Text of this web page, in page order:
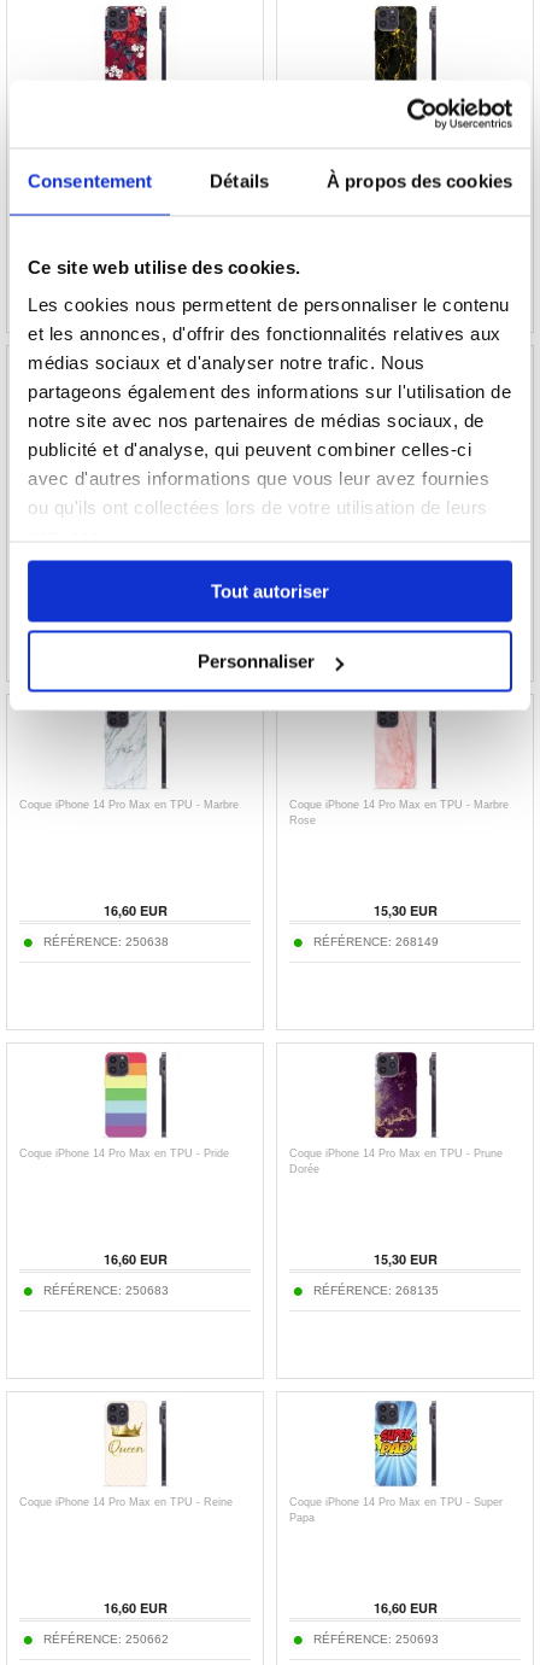
Consentement Détails À propos des cookies
Ce site web utilise des cookies.
Les cookies nous permettent de personnaliser le contenu
et les annonces, d'offrir des fonctionnalités relatives aux
médias sociaux et d'analyser notre trafic. Nous
partageons également des informations sur l'utilisation de
notre site avec nos partenaires de médias sociaux, de
publicité et d'analyse, qui peuvent combiner celles-ci
avec d'autres informations que vous leur avez fournies
ou qu'ils ont collectées lors de votre utilisation de leurs
Tout autoriser
Personnaliser
16,60EUR
Coque iPhone 14 Pro Max en TPU - Granit
Coque iPhone 14 Pro Max en TPU - Greige
15,30EUR
Coque iPhone 14 Pro Max en TPU - Lion
16,60EUR
RÉFÉRENCE:
Coque iPhone 14 Pro Max en TPU - Marbre
16,60EUR
RÉFÉRENCE: 250638
Coque iPhone 14 Pro Max en TPU - Marbre
Rose
15,30EUR
RÉFÉRENCE: 268149
Coque iPhone 14 Pro Max en TPU - Pride
16,60EUR
RÉFÉRENCE: 250683
Coque iPhone 14 Pro Max en TPU - Prune
Dorée
15,30EUR
RÉFÉRENCE: 268135
Coque iPhone 14 Pro Max en TPU - Reine
16,60EUR
RÉFÉRENCE: 250662
Coque iPhone 14 Pro Max en TPU - Super
Papa
16,60EUR
RÉFÉRENCE: 250693